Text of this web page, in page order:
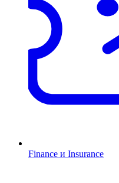
Finance и Insurance